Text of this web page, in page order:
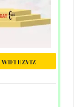
EZVIZ